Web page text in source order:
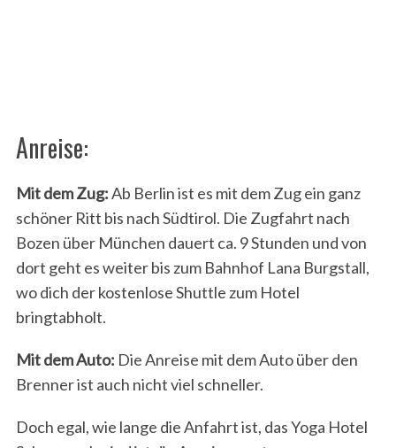
Anreise:
Mit dem Zug:Ab Berlin ist es mit dem Zug ein ganz
schöner Ritt bis nach Südtirol. Die Zugfahrt nach
Bozen über München dauert ca. 9 Stunden und von
dort geht es weiter bis zum Bahnhof Lana Burgstall,
wo dich der kostenlose Shuttle zum Hotel
bringtabholt.
Mit dem Auto: Die Anreise mit dem Auto über den
Brenner ist auch nicht viel schneller.
Doch egal, wie lange die Anfahrt ist, das Yoga Hotel